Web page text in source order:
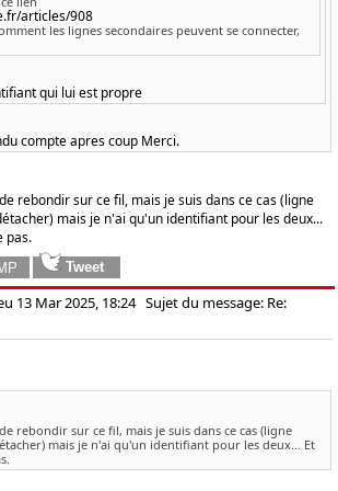
articles/908
les lignes secondaires peuvent se connecter,
qui lui est propre
compte apres coup Merci.
rebondir sur ce fil, mais je suis dans ce cas (ligne
mais je n'ai qu'un identifiant pour les deux...
pas.
13 Mar 2025, 18:24Sujet du message: Re:
rebondir sur ce fil, mais je suis dans ce cas (ligne
mais je n'ai qu'un identifiant pour les deux... Et